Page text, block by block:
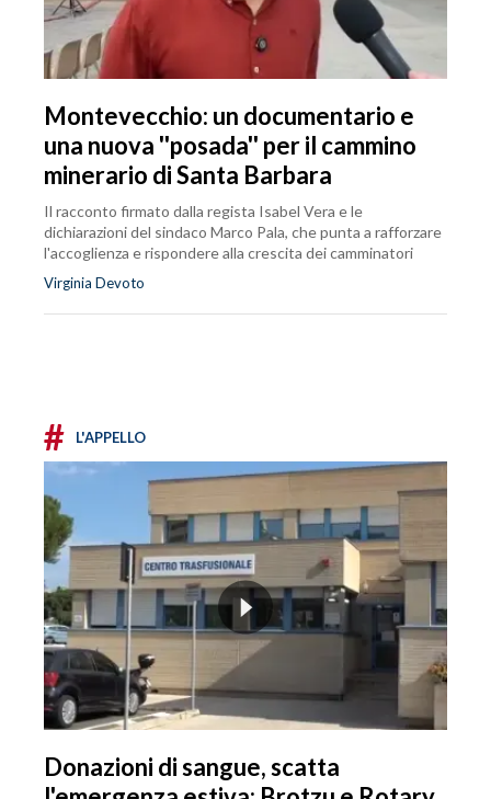
Montevecchio: un documentario e
una nuova ''posada'' per il cammino
minerario di Santa Barbara
Il racconto firmato dalla regista Isabel Vera e le
dichiarazioni del sindaco Marco Pala, che punta a rafforzare
l'accoglienza e rispondere alla crescita dei camminatori
Virginia Devoto
# L'APPELLO
Donazioni di sangue, scatta